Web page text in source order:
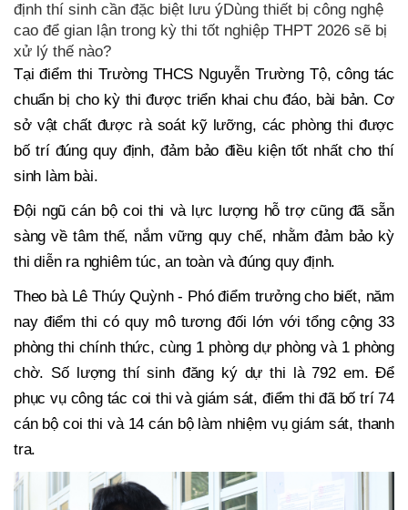
định thí sinh cần đặc biệt lưu ýDùng thiết bị công nghệ
cao để gian lận trong kỳ thi tốt nghiệp THPT 2026 sẽ bị
xử lý thế nào?
Tại điểm thi Trường THCS Nguyễn Trường Tộ, công tác
chuẩn bị cho kỳ thi được triển khai chu đáo, bài bản. Cơ
sở vật chất được rà soát kỹ lưỡng, các phòng thi được
bố trí đúng quy định, đảm bảo điều kiện tốt nhất cho thí
sinh làm bài.
Đội ngũ cán bộ coi thi và lực lượng hỗ trợ cũng đã sẵn
sàng về tâm thế, nắm vững quy chế, nhằm đảm bảo kỳ
thi diễn ra nghiêm túc, an toàn và đúng quy định.
Theo bà Lê Thúy Quỳnh - Phó điểm trưởng cho biết, năm
nay điểm thi có quy mô tương đối lớn với tổng cộng 33
phòng thi chính thức, cùng 1 phòng dự phòng và 1 phòng
chờ. Số lượng thí sinh đăng ký dự thi là 792 em. Để
phục vụ công tác coi thi và giám sát, điểm thi đã bố trí 74
cán bộ coi thi và 14 cán bộ làm nhiệm vụ giám sát, thanh
tra.